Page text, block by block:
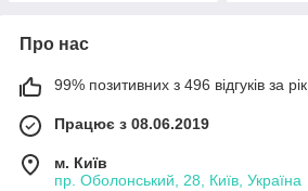
Про нас
99% позитивних з 496 відгуків за рік
Працює з 08.06.2019
м. Київ
пр. Оболонський, 28, Київ, Україна